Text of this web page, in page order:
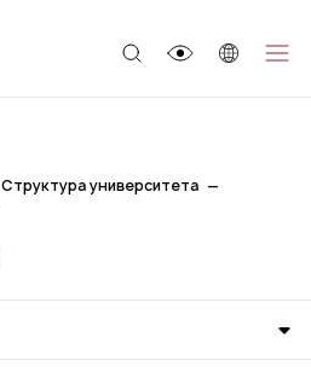
Структура университета